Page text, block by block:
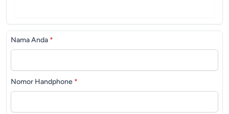
Nama Anda *
Nomor Handphone *